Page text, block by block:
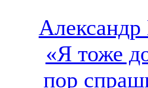
Александр
«Я тоже
пор